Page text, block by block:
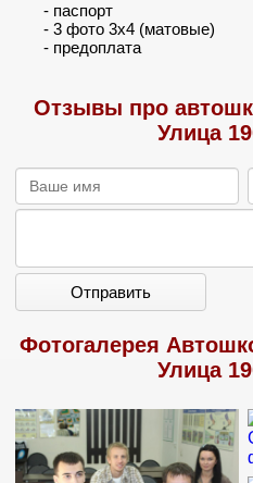
- паспорт
- 3 фото 3х4 (матовые)
- предоплата
Отзывы про
Улица
Отправить
Фотогалерея
Улица